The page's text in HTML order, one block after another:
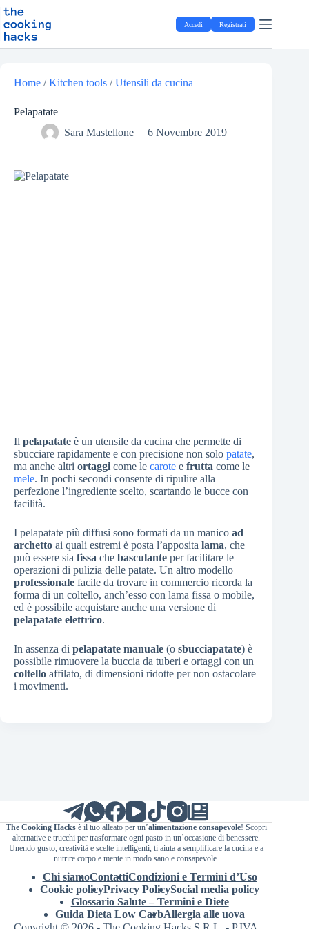
S
t
Salta
al
contenuto
Accedi Registrati
Home /Kitchen tools /Utensili da cucina
Pelapatate
Sara Mastellone
6 Novembre 2019
Il pelapatate è un utensile da cucina che permette di
sbucciare rapidamente e con precisione non solo patate,
ma anche altri ortaggi come le carote e frutta come le
mele. In pochi secondi consente di ripulire alla
perfezione l’ingrediente scelto, scartando le bucce con
facilità.
I pelapatate più diffusi sono formati da un manico ad
archetto ai quali estremi è posta l’apposita lama, che
può essere sia fissa che basculante per facilitare le
operazioni di pulizia delle patate. Un altro modello
professionale facile da trovare in commercio ricorda la
forma di un coltello, anch’esso con lama fissa o mobile,
ed è possibile acquistare anche una versione di
pelapatate elettrico.
In assenza di pelapatate manuale (o sbucciapatate) è
possibile rimuovere la buccia da tuberi e ortaggi con un
coltello affilato, di dimensioni ridotte per non ostacolare
i movimenti.
The Cooking Hacksè il tuo alleato per un’alimentazione consapevole! Scopri
alternative e trucchi per trasformare ogni pasto in un’occasione di benessere.
Unendo gusto, creatività e scelte intelligenti, ti aiuta a semplificare la cucina e a
nutrire corpo e mente in modo sano e consapevole.
Chi siamoContattiCondizioni e Termini d’Uso
Cookie policyPrivacy PolicySocial media policy
Glossario Salute – Termini e Diete
Guida Dieta Low CarbAllergia alle uova